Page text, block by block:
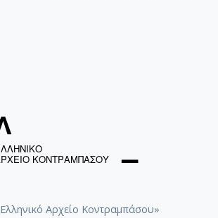
Αρχείο Κοντραμπάσου»